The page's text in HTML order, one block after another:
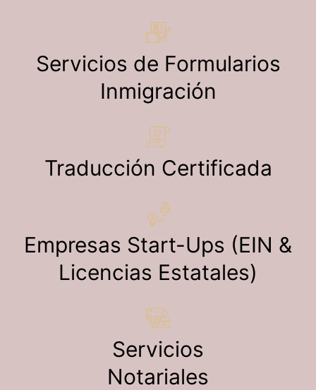
Servicios de Formularios
Inmigración
Traducción Certificada
Empresas Start-Ups (EIN &
Licencias Estatales)
Servicios
Notariales